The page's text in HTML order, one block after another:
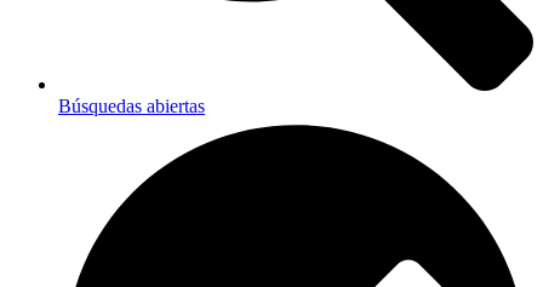
Búsquedas abiertas